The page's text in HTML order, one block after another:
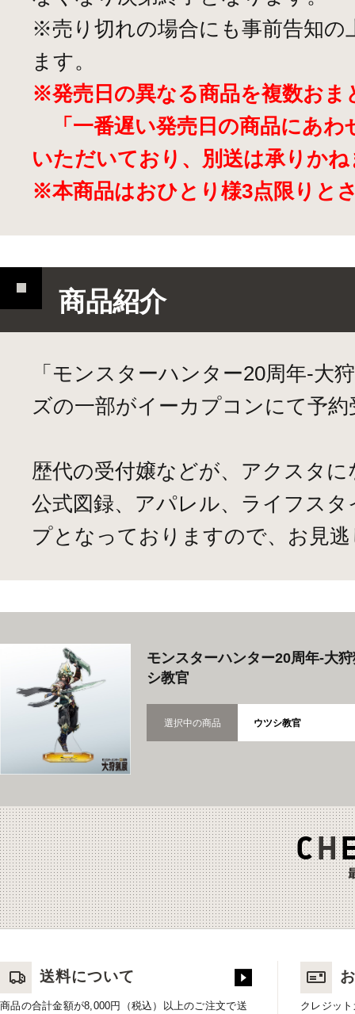
※売り切れの場合にも事前告知の
ます。
※発売日の異なる商品を複数おま
「一番遅い発売日の商品にあわ
いただいており、別送は承りかね
※本商品はおひとり様3点限りと
商品紹介
「モンスターハンター20周年-大
ズの一部がイーカプコンにて予約
歴代の受付嬢などが、アクスタ
公式図録、アパレル、ライフス
プとなっておりますので、お見
モンスターハンター20周年-大
シ教官
選択中の商品 ウツシ教官
送料について
商品の合計金額が8,000円（税込）以上のご注文で送 クレジッ